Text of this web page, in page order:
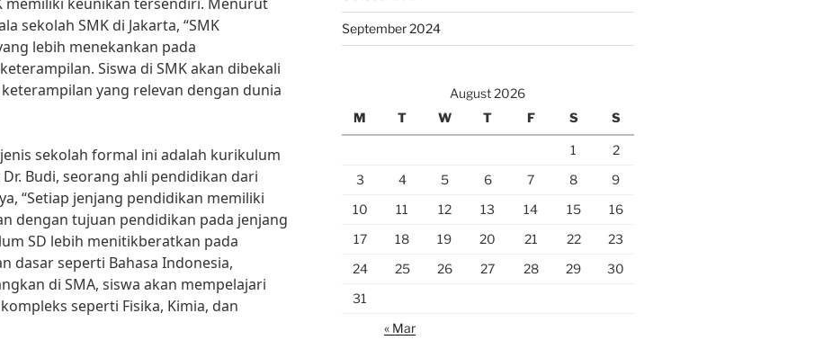
sekolah SMK di Jakarta, “SMK
lebih menekankan pada
Siswa di SMK akan dibekali
yang relevan dengan dunia
sekolah formal ini adalah kurikulum
Budi, seorang ahli pendidikan dari
“Setiap jenjang pendidikan memiliki
dengan tujuan pendidikan pada jenjang
SD lebih menitikberatkan pada
dasar seperti Bahasa Indonesia,
di SMA, siswa akan mempelajari
seperti Fisika, Kimia, dan
September 2024
August 2026
M
T W T F S S
1
2
3
4 5 6 7 8
9
10
11 12 13 14 15
16
17
18 19 20 21 22
23
24
25 26 27 28 29
30
31
« Mar